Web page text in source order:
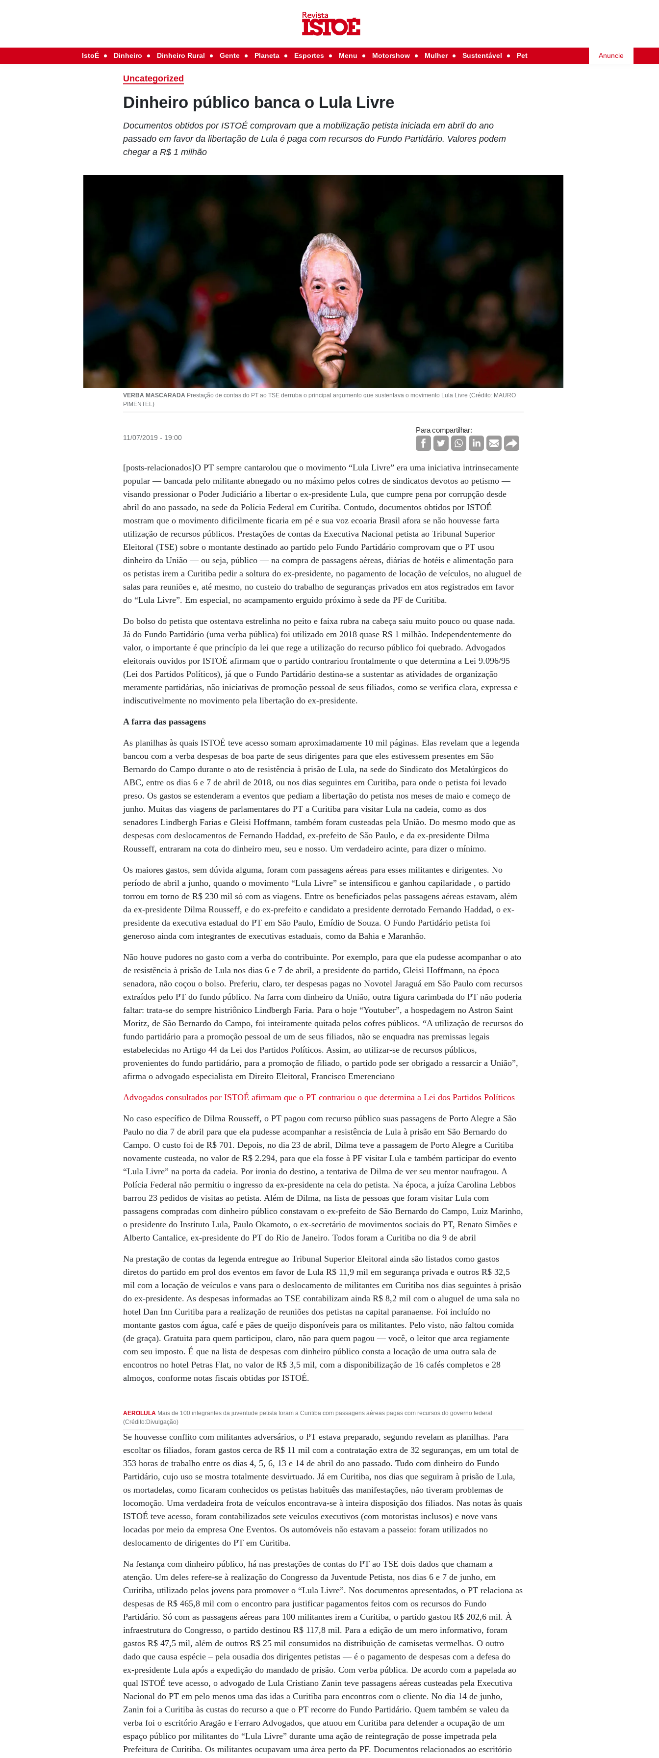
IstoÉ Dinheiro Dinheiro Rural Gente Planeta Esportes Menu Motorshow Mulher Sustentável Pet Anuncie
Uncategorized
Dinheiro público banca o Lula Livre
Documentos obtidos por ISTOÉ comprovam que a mobilização petista iniciada em abril do ano
passado em favor da libertação de Lula é paga com recursos do Fundo Partidário. Valores podem
chegar a R$ 1 milhão
VERBA MASCARADA Prestação de contas do PT ao TSE derruba o principal argumento que sustentava o movimento Lula Livre (Crédito: MAURO
PIMENTEL)
11/07/2019 - 19:00
Para compartilhar:
[posts-relacionados]O PT sempre cantarolou que o movimento “Lula Livre” era uma iniciativa intrinsecamente
popular — bancada pelo militante abnegado ou no máximo pelos cofres de sindicatos devotos ao petismo —
visando pressionar o Poder Judiciário a libertar o ex-presidente Lula, que cumpre pena por corrupção desde
abril do ano passado, na sede da Polícia Federal em Curitiba. Contudo, documentos obtidos por ISTOÉ
mostram que o movimento dificilmente ficaria em pé e sua voz ecoaria Brasil afora se não houvesse farta
utilização de recursos públicos. Prestações de contas da Executiva Nacional petista ao Tribunal Superior
Eleitoral (TSE) sobre o montante destinado ao partido pelo Fundo Partidário comprovam que o PT usou
dinheiro da União — ou seja, público — na compra de passagens aéreas, diárias de hotéis e alimentação para
os petistas irem a Curitiba pedir a soltura do ex-presidente, no pagamento de locação de veículos, no aluguel de
salas para reuniões e, até mesmo, no custeio do trabalho de seguranças privados em atos registrados em favor
do “Lula Livre”. Em especial, no acampamento erguido próximo à sede da PF de Curitiba.
Do bolso do petista que ostentava estrelinha no peito e faixa rubra na cabeça saiu muito pouco ou quase nada.
Já do Fundo Partidário (uma verba pública) foi utilizado em 2018 quase R$ 1 milhão. Independentemente do
valor, o importante é que princípio da lei que rege a utilização do recurso público foi quebrado. Advogados
eleitorais ouvidos por ISTOÉ afirmam que o partido contrariou frontalmente o que determina a Lei 9.096/95
(Lei dos Partidos Políticos), já que o Fundo Partidário destina-se a sustentar as atividades de organização
meramente partidárias, não iniciativas de promoção pessoal de seus filiados, como se verifica clara, expressa e
indiscutivelmente no movimento pela libertação do ex-presidente.
A farra das passagens
As planilhas às quais ISTOÉ teve acesso somam aproximadamente 10 mil páginas. Elas revelam que a legenda
bancou com a verba despesas de boa parte de seus dirigentes para que eles estivessem presentes em São
Bernardo do Campo durante o ato de resistência à prisão de Lula, na sede do Sindicato dos Metalúrgicos do
ABC, entre os dias 6 e 7 de abril de 2018, ou nos dias seguintes em Curitiba, para onde o petista foi levado
preso. Os gastos se estenderam a eventos que pediam a libertação do petista nos meses de maio e começo de
junho. Muitas das viagens de parlamentares do PT a Curitiba para visitar Lula na cadeia, como as dos
senadores Lindbergh Farias e Gleisi Hoffmann, também foram custeadas pela União. Do mesmo modo que as
despesas com deslocamentos de Fernando Haddad, ex-prefeito de São Paulo, e da ex-presidente Dilma
Rousseff, entraram na cota do dinheiro meu, seu e nosso. Um verdadeiro acinte, para dizer o mínimo.
Os maiores gastos, sem dúvida alguma, foram com passagens aéreas para esses militantes e dirigentes. No
período de abril a junho, quando o movimento “Lula Livre” se intensificou e ganhou capilaridade , o partido
torrou em torno de R$ 230 mil só com as viagens. Entre os beneficiados pelas passagens aéreas estavam, além
da ex-presidente Dilma Rousseff, e do ex-prefeito e candidato a presidente derrotado Fernando Haddad, o ex-
presidente da executiva estadual do PT em São Paulo, Emídio de Souza. O Fundo Partidário petista foi
generoso ainda com integrantes de executivas estaduais, como da Bahia e Maranhão.
Não houve pudores no gasto com a verba do contribuinte. Por exemplo, para que ela pudesse acompanhar o ato
de resistência à prisão de Lula nos dias 6 e 7 de abril, a presidente do partido, Gleisi Hoffmann, na época
senadora, não coçou o bolso. Preferiu, claro, ter despesas pagas no Novotel Jaraguá em São Paulo com recursos
extraídos pelo PT do fundo público. Na farra com dinheiro da União, outra figura carimbada do PT não poderia
faltar: trata-se do sempre histriônico Lindbergh Faria. Para o hoje “Youtuber”, a hospedagem no Astron Saint
Moritz, de São Bernardo do Campo, foi inteiramente quitada pelos cofres públicos. “A utilização de recursos do
fundo partidário para a promoção pessoal de um de seus filiados, não se enquadra nas premissas legais
estabelecidas no Artigo 44 da Lei dos Partidos Políticos. Assim, ao utilizar-se de recursos públicos,
provenientes do fundo partidário, para a promoção de filiado, o partido pode ser obrigado a ressarcir a União”,
afirma o advogado especialista em Direito Eleitoral, Francisco Emerenciano
Advogados consultados por ISTOÉ afirmam que o PT contrariou o que determina a Lei dos Partidos Políticos
No caso específico de Dilma Rousseff, o PT pagou com recurso público suas passagens de Porto Alegre a São
Paulo no dia 7 de abril para que ela pudesse acompanhar a resistência de Lula à prisão em São Bernardo do
Campo. O custo foi de R$ 701. Depois, no dia 23 de abril, Dilma teve a passagem de Porto Alegre a Curitiba
novamente custeada, no valor de R$ 2.294, para que ela fosse à PF visitar Lula e também participar do evento
“Lula Livre” na porta da cadeia. Por ironia do destino, a tentativa de Dilma de ver seu mentor naufragou. A
Polícia Federal não permitiu o ingresso da ex-presidente na cela do petista. Na época, a juíza Carolina Lebbos
barrou 23 pedidos de visitas ao petista. Além de Dilma, na lista de pessoas que foram visitar Lula com
passagens compradas com dinheiro público constavam o ex-prefeito de São Bernardo do Campo, Luiz Marinho,
o presidente do Instituto Lula, Paulo Okamoto, o ex-secretário de movimentos sociais do PT, Renato Simões e
Alberto Cantalice, ex-presidente do PT do Rio de Janeiro. Todos foram a Curitiba no dia 9 de abril
Na prestação de contas da legenda entregue ao Tribunal Superior Eleitoral ainda são listados como gastos
diretos do partido em prol dos eventos em favor de Lula R$ 11,9 mil em segurança privada e outros R$ 32,5
mil com a locação de veículos e vans para o deslocamento de militantes em Curitiba nos dias seguintes à prisão
do ex-presidente. As despesas informadas ao TSE contabilizam ainda R$ 8,2 mil com o aluguel de uma sala no
hotel Dan Inn Curitiba para a realização de reuniões dos petistas na capital paranaense. Foi incluído no
montante gastos com água, café e pães de queijo disponíveis para os militantes. Pelo visto, não faltou comida
(de graça). Gratuita para quem participou, claro, não para quem pagou — você, o leitor que arca regiamente
com seu imposto. É que na lista de despesas com dinheiro público consta a locação de uma outra sala de
encontros no hotel Petras Flat, no valor de R$ 3,5 mil, com a disponibilização de 16 cafés completos e 28
almoços, conforme notas fiscais obtidas por ISTOÉ.
AEROLULA Mais de 100 integrantes da juventude petista foram a Curitiba com passagens aéreas pagas com recursos do governo federal
(Crédito:Divulgação)
Se houvesse conflito com militantes adversários, o PT estava preparado, segundo revelam as planilhas. Para
escoltar os filiados, foram gastos cerca de R$ 11 mil com a contratação extra de 32 seguranças, em um total de
353 horas de trabalho entre os dias 4, 5, 6, 13 e 14 de abril do ano passado. Tudo com dinheiro do Fundo
Partidário, cujo uso se mostra totalmente desvirtuado. Já em Curitiba, nos dias que seguiram à prisão de Lula,
os mortadelas, como ficaram conhecidos os petistas habituês das manifestações, não tiveram problemas de
locomoção. Uma verdadeira frota de veículos encontrava-se à inteira disposição dos filiados. Nas notas às quais
ISTOÉ teve acesso, foram contabilizados sete veículos executivos (com motoristas inclusos) e nove vans
locadas por meio da empresa One Eventos. Os automóveis não estavam a passeio: foram utilizados no
deslocamento de dirigentes do PT em Curitiba.
Na festança com dinheiro público, há nas prestações de contas do PT ao TSE dois dados que chamam a
atenção. Um deles refere-se à realização do Congresso da Juventude Petista, nos dias 6 e 7 de junho, em
Curitiba, utilizado pelos jovens para promover o “Lula Livre”. Nos documentos apresentados, o PT relaciona as
despesas de R$ 465,8 mil com o encontro para justificar pagamentos feitos com os recursos do Fundo
Partidário. Só com as passagens aéreas para 100 militantes irem a Curitiba, o partido gastou R$ 202,6 mil. À
infraestrutura do Congresso, o partido destinou R$ 117,8 mil. Para a edição de um mero informativo, foram
gastos R$ 47,5 mil, além de outros R$ 25 mil consumidos na distribuição de camisetas vermelhas. O outro
dado que causa espécie – pela ousadia dos dirigentes petistas — é o pagamento de despesas com a defesa do
ex-presidente Lula após a expedição do mandado de prisão. Com verba pública. De acordo com a papelada ao
qual ISTOÉ teve acesso, o advogado de Lula Cristiano Zanin teve passagens aéreas custeadas pela Executiva
Nacional do PT em pelo menos uma das idas a Curitiba para encontros com o cliente. No dia 14 de junho,
Zanin foi a Curitiba às custas do recurso a que o PT recorre do Fundo Partidário. Quem também se valeu da
verba foi o escritório Aragão e Ferraro Advogados, que atuou em Curitiba para defender a ocupação de um
espaço público por militantes do “Lula Livre” durante uma ação de reintegração de posse impetrada pela
Prefeitura de Curitiba. Os militantes ocupavam uma área perto da PF. Documentos relacionados ao escritório